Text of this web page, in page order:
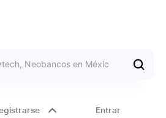
Entrar